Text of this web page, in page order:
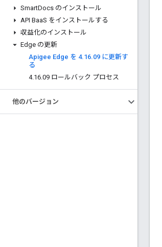
SmartDocs のインストール
API BaaS をインストールする
収益化のインストール
Edge の更新
Apigee Edge を 4.16.09 に更新す
る
4.16.09 ロールバック プロセス
他のバージョン